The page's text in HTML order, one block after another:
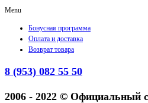
Menu
Бонусная программа
Оплата и доставка
Возврат товара
8 (953) 082 55 50
2006 - 2022 © Официальный